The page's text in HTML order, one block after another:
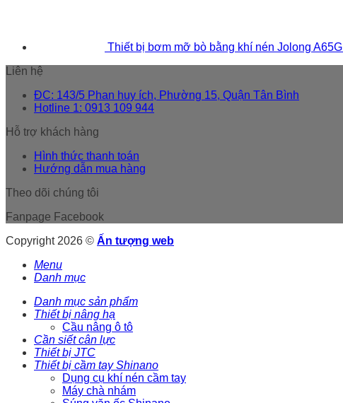
Thiết bị bơm mỡ bò bằng khí nén Jolong A65G
Liên hệ
ĐC: 143/5 Phan huy ích, Phường 15, Quận Tân Bình
Hotline 1: 0913 109 944
Hỗ trợ khách hàng
Hình thức thanh toán
Hướng dẫn mua hàng
Theo dõi chúng tôi
Fanpage Facebook
Copyright 2026 © Ấn tượng web
Menu
Danh mục
Danh mục sản phẩm
Thiết bị nâng hạ
Cầu nâng ô tô
Cần siết cân lực
Thiết bị JTC
Thiết bị cầm tay Shinano
Dụng cụ khí nén cầm tay
Máy chà nhám